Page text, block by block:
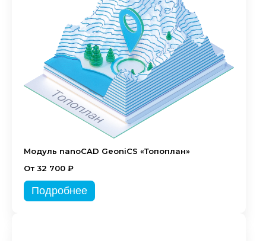
Модуль nanoCAD GeoniCS «Топоплан»
От 32 700 ₽
Подробнее